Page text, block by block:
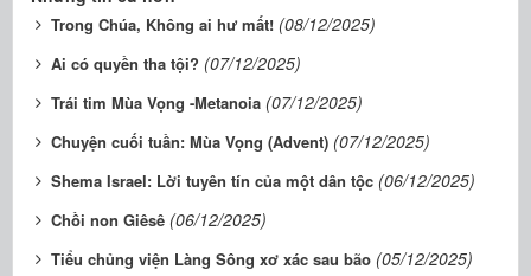
Trong Chúa, Không ai hư mất! (08/12/2025)
Ai có quyền tha tội? (07/12/2025)
Trái tim Mùa Vọng -Metanoia (07/12/2025)
Chuyện cuối tuần: Mùa Vọng (Advent) (07/12/2025)
Shema Israel: Lời tuyên tín của một dân tộc (06/12/2025)
Chồi non Giêsê (06/12/2025)
Tiểu chủng viện Làng Sông xơ xác sau bão (05/12/2025)